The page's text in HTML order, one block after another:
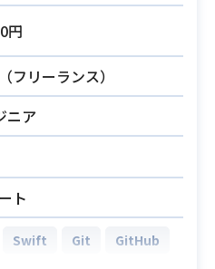
ターやスキルなどのパラ
ンス設計および調整の経
ターやリードプランナー
ら課題を特定し能動的に
できる能力
円
フリーランス）
ニア
ト
Swift Git GitHub